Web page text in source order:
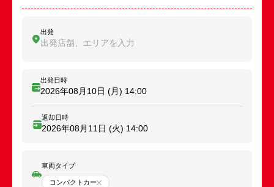
出発
出発店舗、エリアを入力
出発日時
2026年08月10日 (月) 14:00
返却日時
2026年08月11日 (火) 14:00
車両タイプ
コンパクトカー